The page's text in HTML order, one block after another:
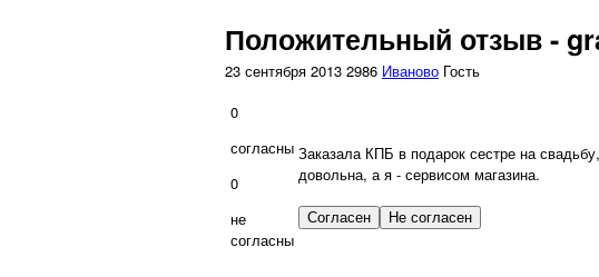
Положительный отзыв -
23 сентября 2013 2986 Иваново Гость
0
согласны
0
не
согласны
Заказала КПБ в подарок сестре на
довольна, а я - сервисом магазина.